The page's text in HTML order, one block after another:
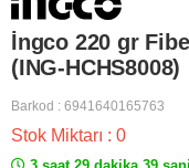
İngco 220 gr
(ING-HCHS8008)
Barkod : 6941640165763
Stok Miktarı : 0